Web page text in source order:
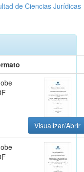
de Ciencias Jurídicas
Visualizar/Abrir